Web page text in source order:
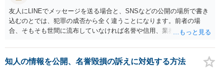
友人にLINEでメッセージを送る場合と、SNSなどの公開の場所で書き
込むのとでは、犯罪の成否から全く違うことになります。前者の場
合、そもそも世間に流布していなければ名誉や信用、業務にかかる犯
知人の情報を公開、名誉毀損の訴えに対処する方法